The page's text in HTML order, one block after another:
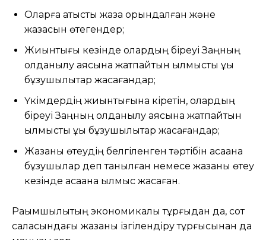
Оларға қатысты жаза орындалған және
жазасын өтегендер;
Жиынтығы кезінде олардың біреуі Заңның
қолданылу аясына жатпайтын қылмыстық құқық
бұзушылықтар жасағандар;
Үкімдердің жиынтығына кіретін, олардың
біреуі Заңның қолданылу аясына жатпайтын
қылмыстық құқық бұзушылықтар жасағандар;
Жазаны өтеудің белгіленген тәртібін қасақана
бұзушылар деп танылған немесе жазаны өтеу
кезінде қасақана қылмыс жасаған.
Рақымшылықтың экономикалық тұрғыдан да, сот
саласындағы жазаны ізгілендіру тұрғысынан да